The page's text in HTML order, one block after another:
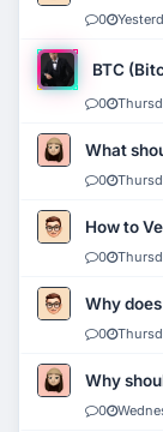
0
BTC
0
What
0
How to
0
Why
0
Why
0